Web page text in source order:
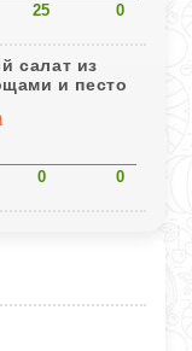
25 0
салат из
и песто
0 0